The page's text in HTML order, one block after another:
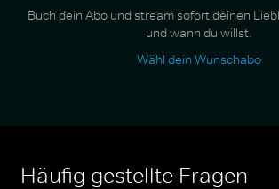
Buch dein Abo und stream sofort deinen
und wann du willst.
Wähl dein Wunschabo
Häufig gestellte Fragen